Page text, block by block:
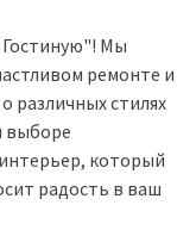
Мы
ремонте и
различных стилях
выборе
который
радость в ваш